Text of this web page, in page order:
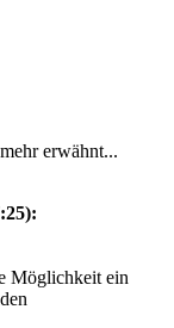
erwähnt...
Möglichkeit ein